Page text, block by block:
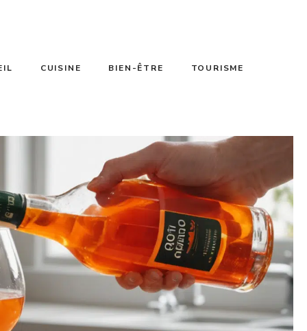
CUISINE BIEN-ÊTRE TOURISME